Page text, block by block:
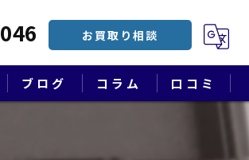
お買取り相談
ブログ コラム 口コミ